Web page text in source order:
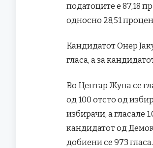
податоците е 87,18
односно 28,51
Кандидатот Онер
гласа, а за
Во Центар Жупа се
од 100 отсто од
избирачи, а гласале
кандидатот од
добиени се 973 гласа.